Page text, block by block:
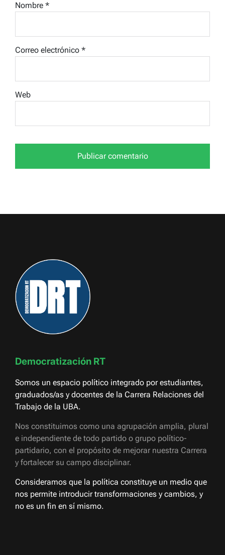
Nombre *
Correo electrónico *
Web
Democratización RT
Somos un espacio político integrado por estudiantes,
graduados/as y docentes de la Carrera Relaciones del
Trabajo de la UBA.
Nos constituimos como una agrupación amplia, plural
e independiente de todo partido o grupo político-
partidario, con el propósito de mejorar nuestra Carrera
y fortalecer su campo disciplinar.
Consideramos que la política constituye un medio que
nos permite introducir transformaciones y cambios, y
no es un fin en sí mismo.